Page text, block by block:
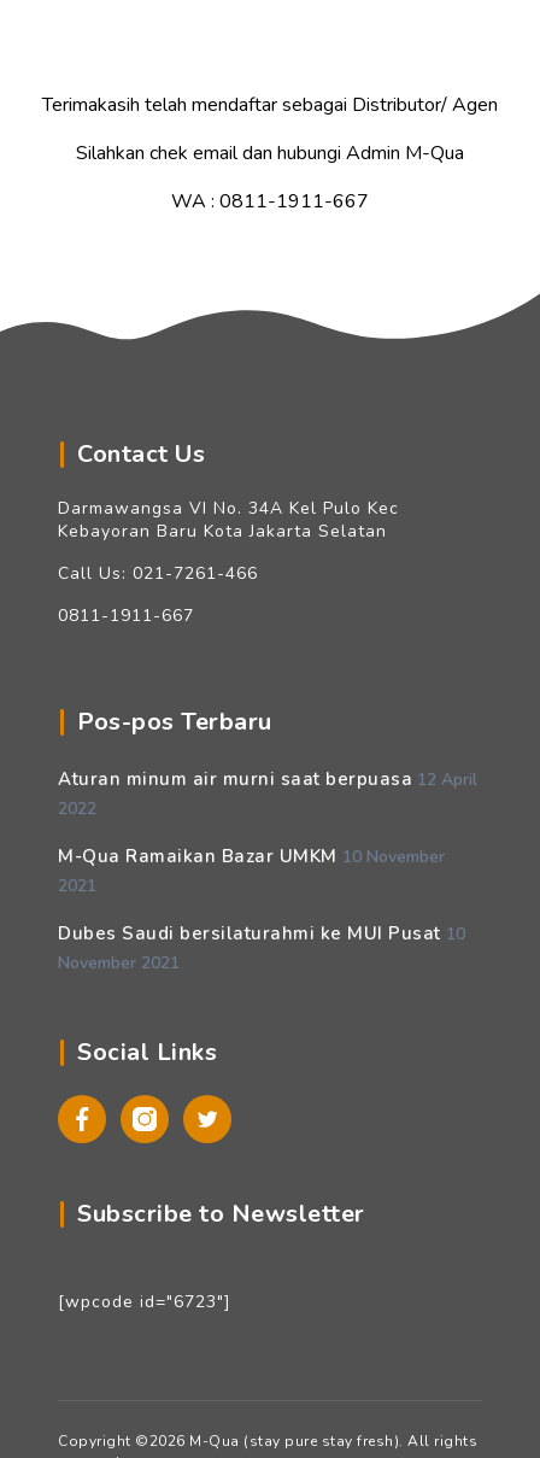
Terimakasih telah mendaftar sebagai Distributor/ Agen
Silahkan chek email dan hubungi Admin M-Qua
WA : 0811-1911-667
Contact Us
Darmawangsa VI No. 34A Kel Pulo Kec
Kebayoran Baru Kota Jakarta Selatan
Call Us: 021-7261-466
0811-1911-667
Pos-pos Terbaru
Aturan minum air murni saat berpuasa 12 April
2022
M-Qua Ramaikan Bazar UMKM 10 November
2021
Dubes Saudi bersilaturahmi ke MUI Pusat 10
November 2021
Social Links
FacebookInstagramTwitter
Subscribe to Newsletter
[wpcode id="6723"]
Copyright ©2026 M-Qua (stay pure stay fresh). All rights